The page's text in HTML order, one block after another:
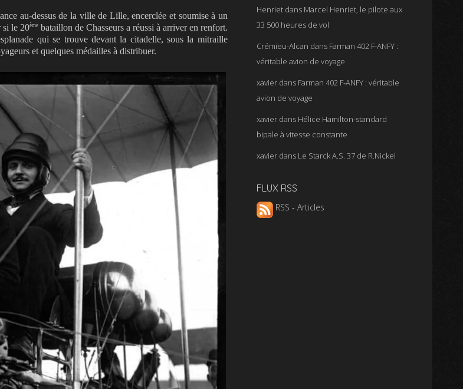
au-dessus de la ville de Lille, encerclée et soumise à un
si le 20èmebataillon de Chasseurs a réussi à arriver en renfort.
qui se trouve devant la citadelle, sous la mitraille
et quelques médailles à distribuer.
Henriet dans Marcel Henriet, le pilote aux
33 500 heures de vol
Crémieu-Alcan dans Farman 402 F-ANFY :
véritable avion de voyage
xavier dans Farman 402 F-ANFY : véritable
avion de voyage
xavier dans Hélice Hamilton-standard
bipale à vitesse constante
xavier dans Le Starck A.S. 37 de R.Nickel
FLUX RSS
RSS - Articles